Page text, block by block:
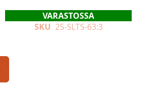
VARASTOSSA
SKU 25-SLTS-63:3